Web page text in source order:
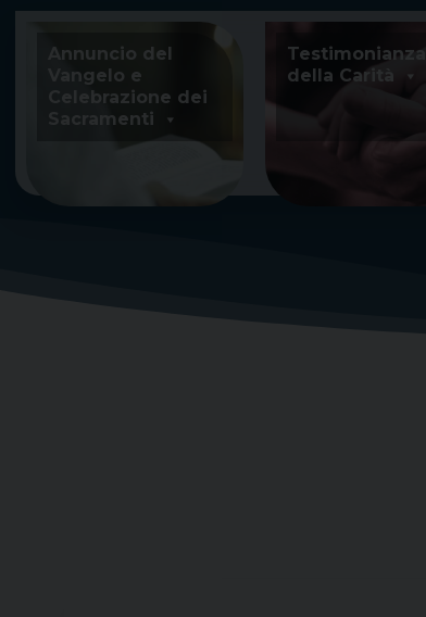
Skip
content
Annuncio del
Vangelo e
Celebrazione dei
Sacramenti
Testimonianza
della Carità